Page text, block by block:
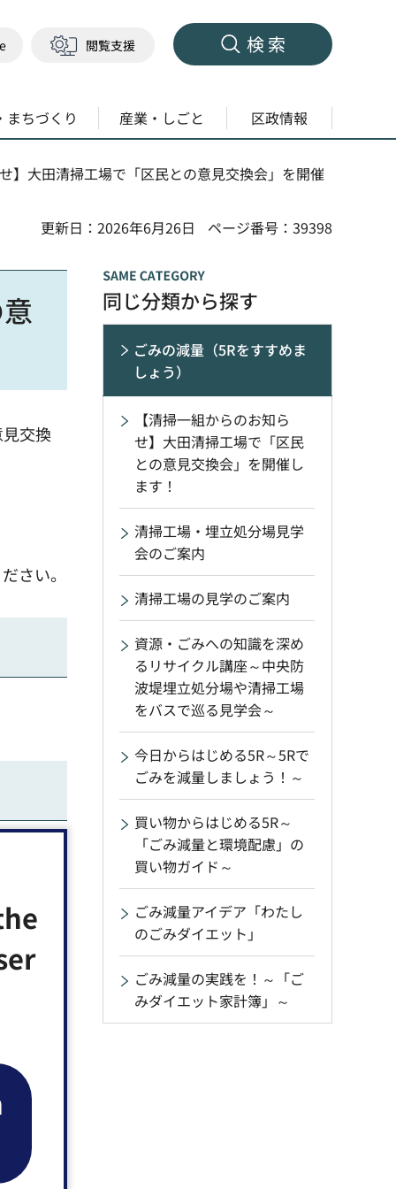
閲覧支援 検索
まちづくり 産業・しごと 区政情報
】大田清掃工場で「区民との意見交換会」を開催
更新日：2026年6月26日 ページ番号：39398
交換
さい。
同じ分類から探す
ごみの減量（5Rをすすめま
しょう）
【清掃一組からのお知ら
せ】大田清掃工場で「区民
との意見交換会」を開催し
ます！
清掃工場・埋立処分場見学
会のご案内
清掃工場の見学のご案内
資源・ごみへの知識を深め
るリサイクル講座～中央防
波堤埋立処分場や清掃工場
をバスで巡る見学会～
今日からはじめる5R～5Rで
ごみを減量しましょう！～
買い物からはじめる5R～
「ごみ減量と環境配慮」の
買い物ガイド～
ごみ減量アイデア「わたし
のごみダイエット」
ごみ減量の実践を！～「ご
みダイエット家計簿」～